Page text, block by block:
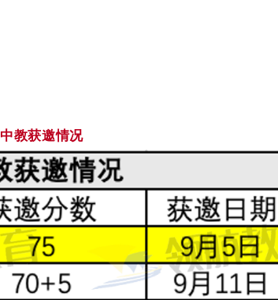
中教获邀情况